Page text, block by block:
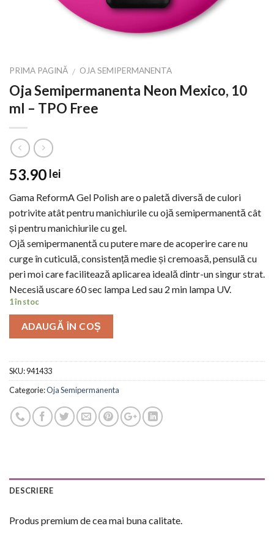
PRIMA PAGINĂ / OJA SEMIPERMANENTA
Oja Semipermanenta Neon Mexico, 10
ml – TPO Free
53.90 lei
Gama ReformA Gel Polish are o paletă diversă de culori
potrivite atât pentru manichiurile cu ojă semipermanentă cât
și pentru manichiurile cu gel.
Ojă semipermanentă cu putere mare de acoperire care nu
curge în cuticulă, consistență medie și cremoasă, pensulă cu
peri moi care facilitează aplicarea ideală dintr-un singur strat.
Necesiă uscare 60 sec lampa Led sau 2 min lampa UV.
1 în stoc
ADAUGĂ ÎN COȘ
SKU:941433
Categorie:Oja Semipermanenta
DESCRIERE
Produs premium de cea mai buna calitate.